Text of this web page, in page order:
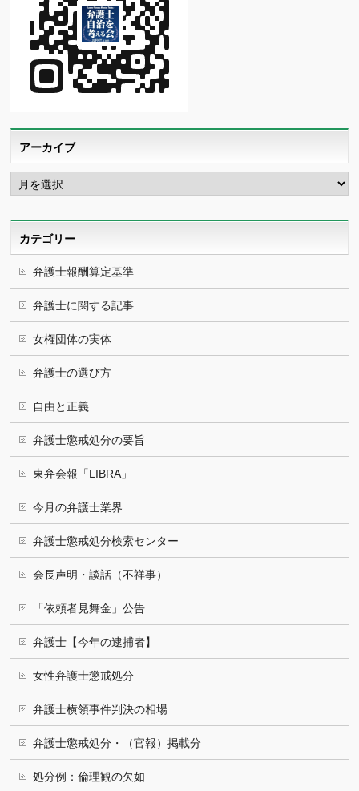
アーカイブ
ア
ー
カ
カテゴリー
弁護士報酬算定基準
弁護士に関する記事
女権団体の実体
弁護士の選び方
自由と正義
弁護士懲戒処分の要旨
東弁会報「LIBRA」
今月の弁護士業界
弁護士懲戒処分検索センター
会長声明・談話（不祥事）
「依頼者見舞金」公告
弁護士【今年の逮捕者】
女性弁護士懲戒処分
弁護士横領事件判決の相場
弁護士懲戒処分・（官報）掲載分
処分例：倫理観の欠如